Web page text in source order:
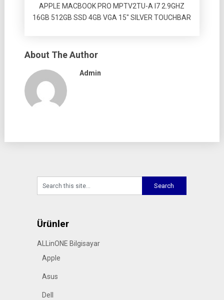
APPLE MACBOOK PRO MPTV2TU-A I7 2.9GHZ
16GB 512GB SSD 4GB VGA 15″ SILVER TOUCHBAR
About The Author
Admin
Ürünler
ALLinONE Bilgisayar
Apple
Asus
Dell